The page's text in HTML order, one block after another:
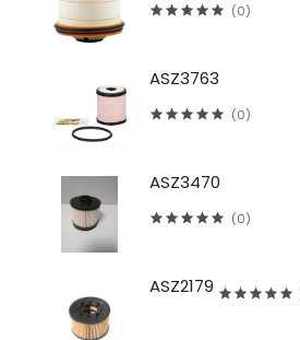
(0)
ASZ3763
(0)
ASZ3470
(0)
ASZ2179